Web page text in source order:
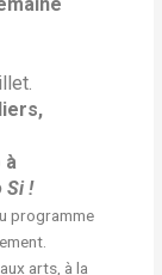
à
Si !
programme
arts, à la